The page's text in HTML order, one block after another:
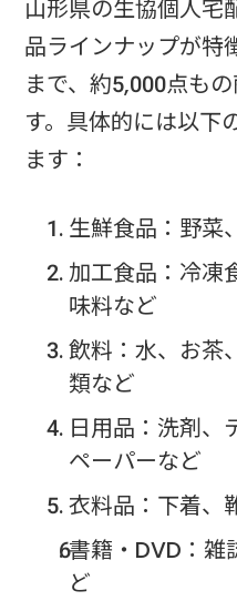
山形県の生協個人宅
品ラインナップが特
まで、約5,000点も
す。具体的には以下
ます：
生鮮食品：野菜
加工食品：冷凍
味料など
飲料：水、お茶
類など
日用品：洗剤、
ペーパーなど
衣料品：下着、
書籍・DVD：雑
ど